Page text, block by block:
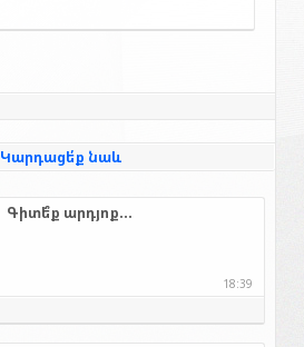
Կարդացե՛ք նաև
Գիտե՞ք արդյոք...
18:39